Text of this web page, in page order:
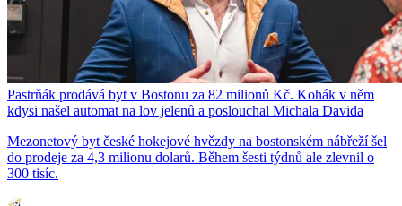
Pastrňák prodává byt v Bostonu za 82 milionů Kč. Kohák v něm
kdysi našel automat na lov jelenů a poslouchal Michala Davida
Mezonetový byt české hokejové hvězdy na bostonském nábřeží šel
do prodeje za 4,3 milionu dolarů. Během šesti týdnů ale zlevnil o
300 tisíc.